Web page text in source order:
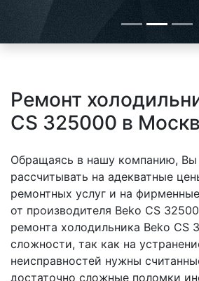
Ремонт
CS 325000 в
Обращаясь в нашу компанию,
рассчитывать на адекватные
ремонтных услуг и на
от производителя Beko CS
ремонта холодильника Beko CS
сложности, так как на
неисправностей нужны
достаточно сложные поломки